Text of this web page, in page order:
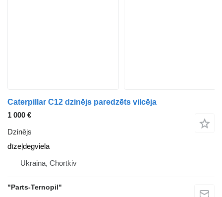
Caterpillar C12 dzinējs paredzēts vilcēja
1 000 €
Dzinējs
dīzeļdegviela
Ukraina, Chortkiv
"Parts-Ternopil"